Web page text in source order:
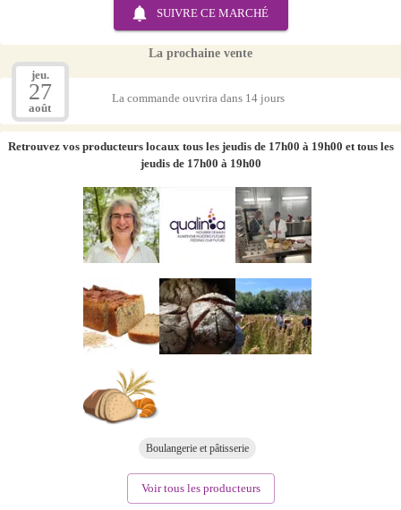
SUIVRE CE MARCHÉ
La prochaine vente
jeu.
27
août
La commande ouvrira dans 14 jours
Retrouvez vos producteurs locaux tous les jeudis de 17h00 à 19h00 et tous les
jeudis de 17h00 à 19h00
Boulangerie et pâtisserie
Voir tous les producteurs